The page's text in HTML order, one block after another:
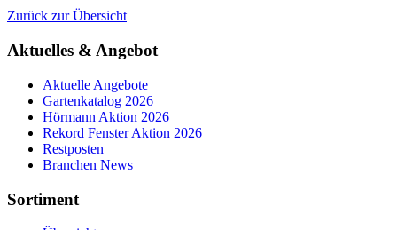
Zurück zur Übersicht
Aktuelles & Angebot
Aktuelle Angebote
Gartenkatalog 2026
Hörmann Aktion 2026
Rekord Fenster Aktion 2026
Restposten
Branchen News
Sortiment